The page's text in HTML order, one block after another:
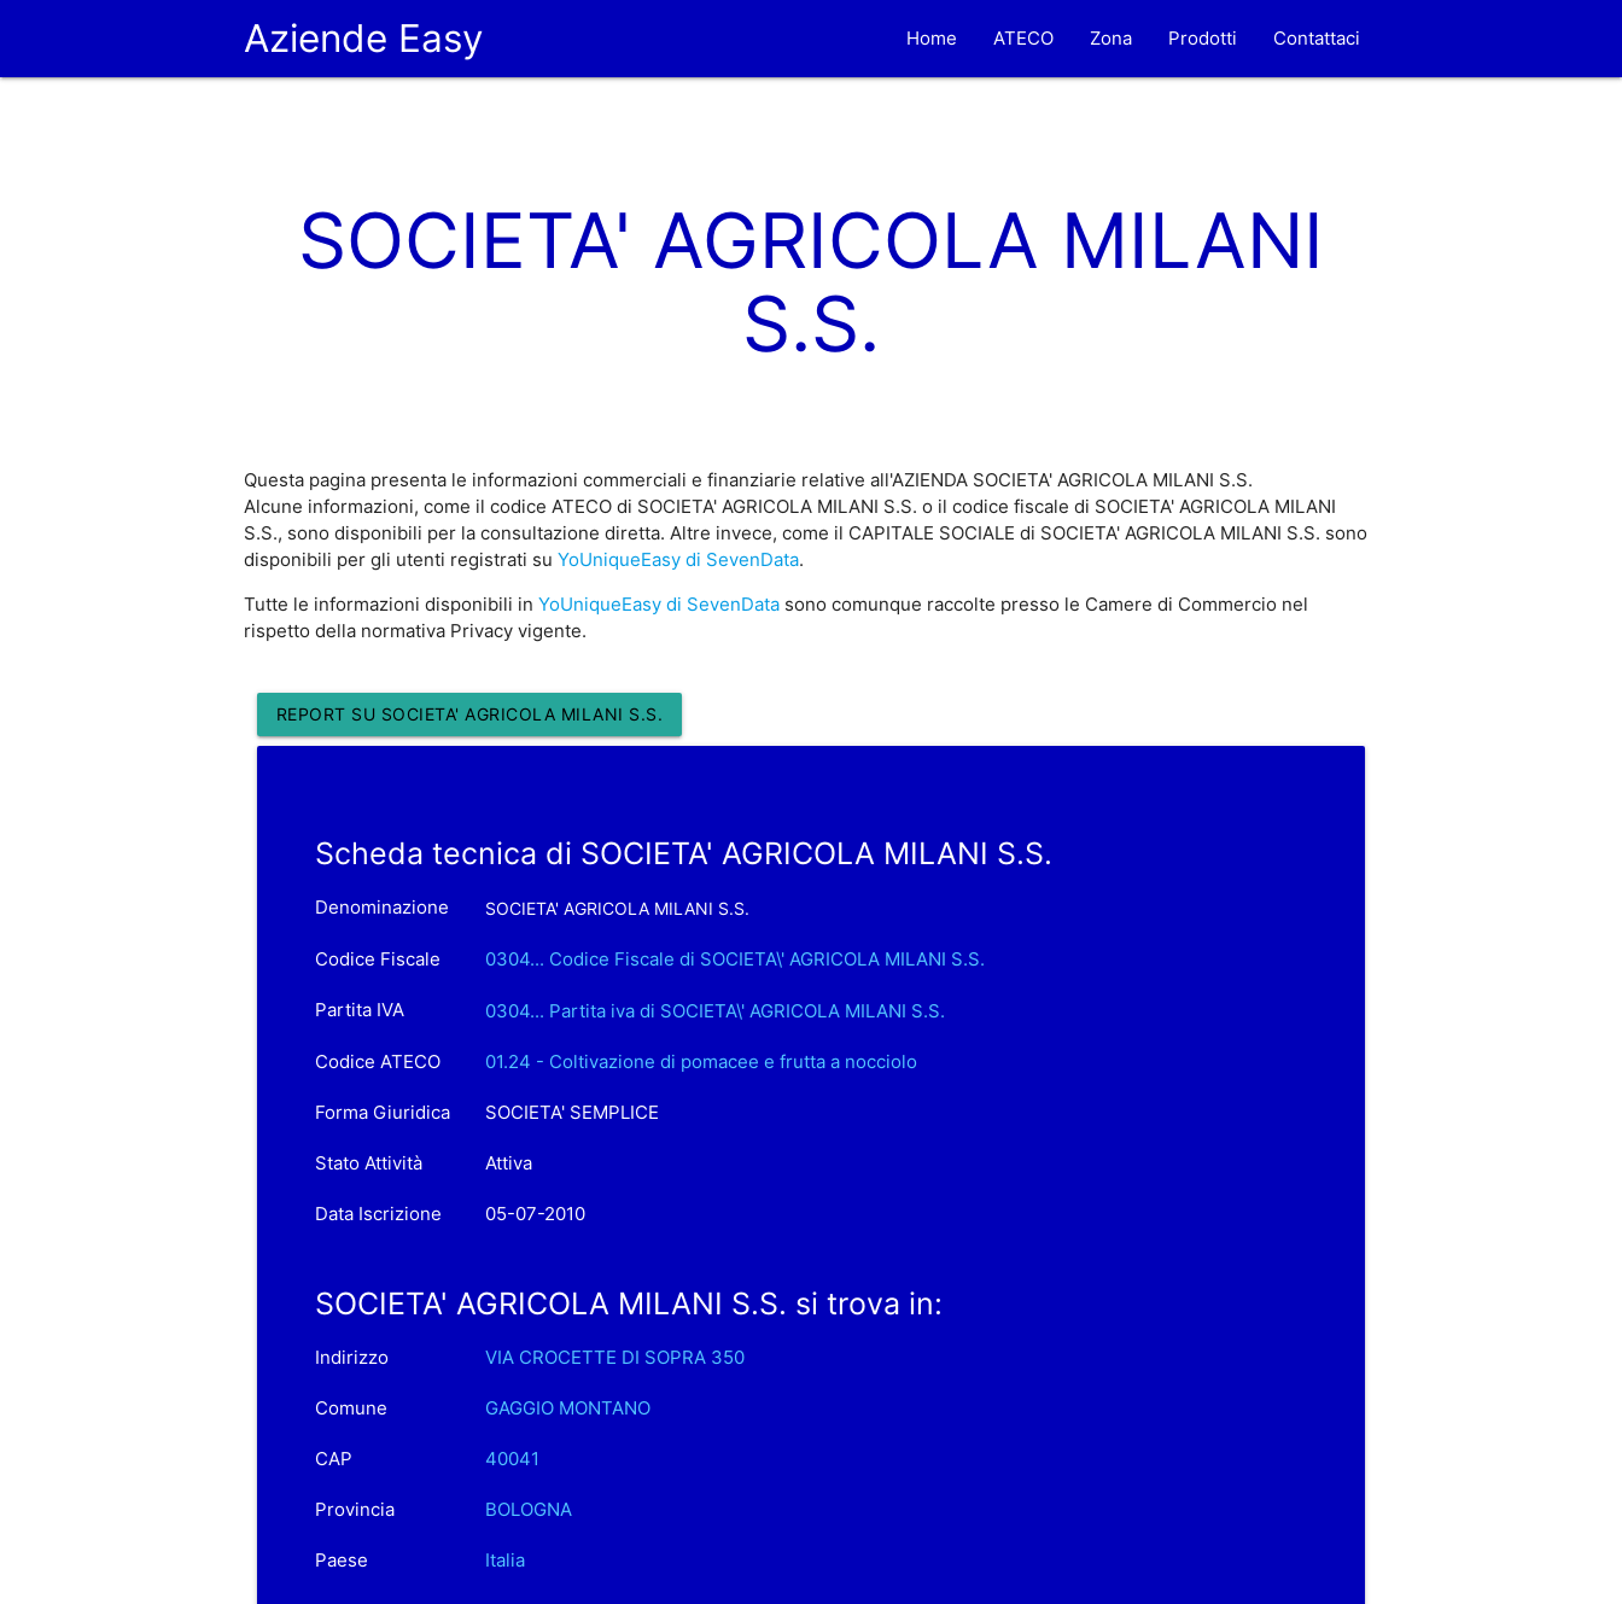
Aziende Easy Home ATECO Zona Prodotti Contattaci
SOCIETA' AGRICOLA MILANI
S.S.
Questa pagina presenta le informazioni commerciali e finanziarie relative all'AZIENDA SOCIETA' AGRICOLA MILANI S.S.
Alcune informazioni, come il codice ATECO di SOCIETA' AGRICOLA MILANI S.S. o il codice fiscale di SOCIETA' AGRICOLA MILANI
S.S., sono disponibili per la consultazione diretta. Altre invece, come il CAPITALE SOCIALE di SOCIETA' AGRICOLA MILANI S.S. sono
disponibili per gli utenti registrati su YoUniqueEasy di SevenData.
Tutte le informazioni disponibili in YoUniqueEasy di SevenDatasono comunque raccolte presso le Camere di Commercio nel
rispetto della normativa Privacy vigente.
REPORT SU SOCIETA' AGRICOLA MILANI S.S.
Scheda tecnica di SOCIETA' AGRICOLA MILANI S.S.
Denominazione SOCIETA' AGRICOLA MILANI S.S.
Codice Fiscale 0304... Codice Fiscale di SOCIETA\' AGRICOLA MILANI S.S.
Partita IVA 0304... Partita iva di SOCIETA\' AGRICOLA MILANI S.S.
Codice ATECO 01.24 - Coltivazione di pomacee e frutta a nocciolo
Forma Giuridica SOCIETA' SEMPLICE
Stato Attività Attiva
Data Iscrizione 05-07-2010
SOCIETA' AGRICOLA MILANI S.S. si trova in:
Indirizzo VIA CROCETTE DI SOPRA 350
Comune GAGGIO MONTANO
CAP 40041
Provincia BOLOGNA
Paese Italia